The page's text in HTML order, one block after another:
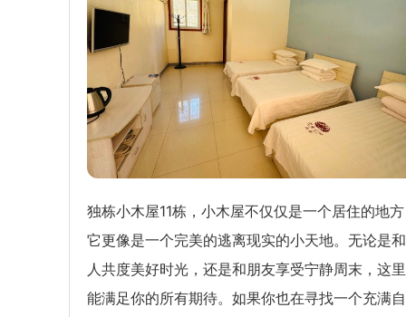
独栋小木屋11栋，小木屋不仅仅是一个居住的地
它更像是一个完美的逃离现实的小天地。无论是
人共度美好时光，还是和朋友享受宁静周末，这
能满足你的所有期待。如果你也在寻找一个充满